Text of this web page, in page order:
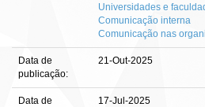
Universidades e
Comunicação interna
Comunicação nas
Data de
publicação:
21-Out-2025
Data de
17-Jul-2025